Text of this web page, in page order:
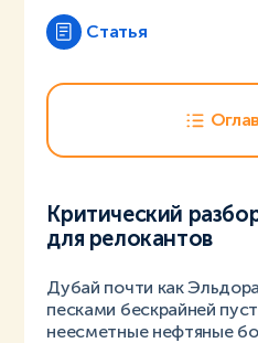
Статья
Критический
для релокантов
Дубай почти как
песками бескрайней
неесметные нефтяные